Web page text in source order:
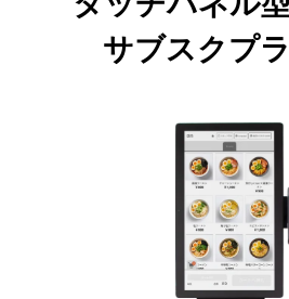
サブスクプ